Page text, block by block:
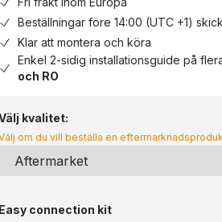
Beställningar före 14:00 (UTC +1)
Klar att montera och köra
Enkel 2-sidig installationsguide på
och RO
kvalitet:
om du vill beställa en
Easy connection kit